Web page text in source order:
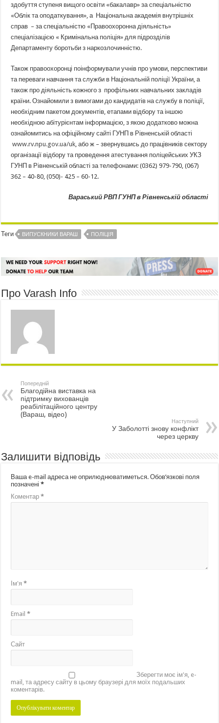
здобуття ступеня вищого освіти «бакалавр» за спеціальністю
«Облік та оподаткування», а Національна академія внутрішніх
справ – за спеціальністю «Правоохоронна діяльність»
спеціалізацією « Кримінальна поліція» для підрозділів
Департаменту боротьби з наркозлочинністю.
Також правоохоронці поінформували учнів про умови, перспективи
та переваги навчання та служби в Національній поліції України, а
також про діяльність кожного з профільних навчальних закладів
країни. Ознайомили з вимогами до кандидатів на службу в поліції,
необхідним пакетом документів, етапами відбору та іншою
необхідною абітурієнтам інформацією, з якою додатково можна
ознайомитись на офіційному сайті ГУНП в Рівненській області
www.rv.npu.gov.ua/uk , або ж – звернувшись до працівників сектору
організації відбору та проведення атестування поліцейських УКЗ
ГУНП в Рівненській області за телефонами: (0362) 979-790, (067)
362 – 40-80, (050)- 425 – 60-12.
Вараський РВПГУНП в Рівненській області
Теги ВИПУСКНИКИ ВАРАШ ПОЛІЦІЯ
Про Varash Info
Попередній
Благодійна виставка на
підтримку вихованців
реабілітаційного центру
(Вараш, відео)
Наступний
У Заболотті знову конфлікт
через церкву
Залишити відповідь
Ваша e-mail адреса не оприлюднюватиметься. Обов’язкові поля
позначені*
Коментар*
Ім'я*
Email*
Сайт
Зберегти моє ім'я, e-
mail, та адресу сайту в цьому браузері для моїх подальших
коментарів.